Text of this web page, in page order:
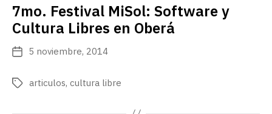
7mo. Festival MiSol: Software y
Cultura Libres en Oberá
Fecha
publicación
5 noviembre, 2014
Etiquetas
articulos, cultura libre